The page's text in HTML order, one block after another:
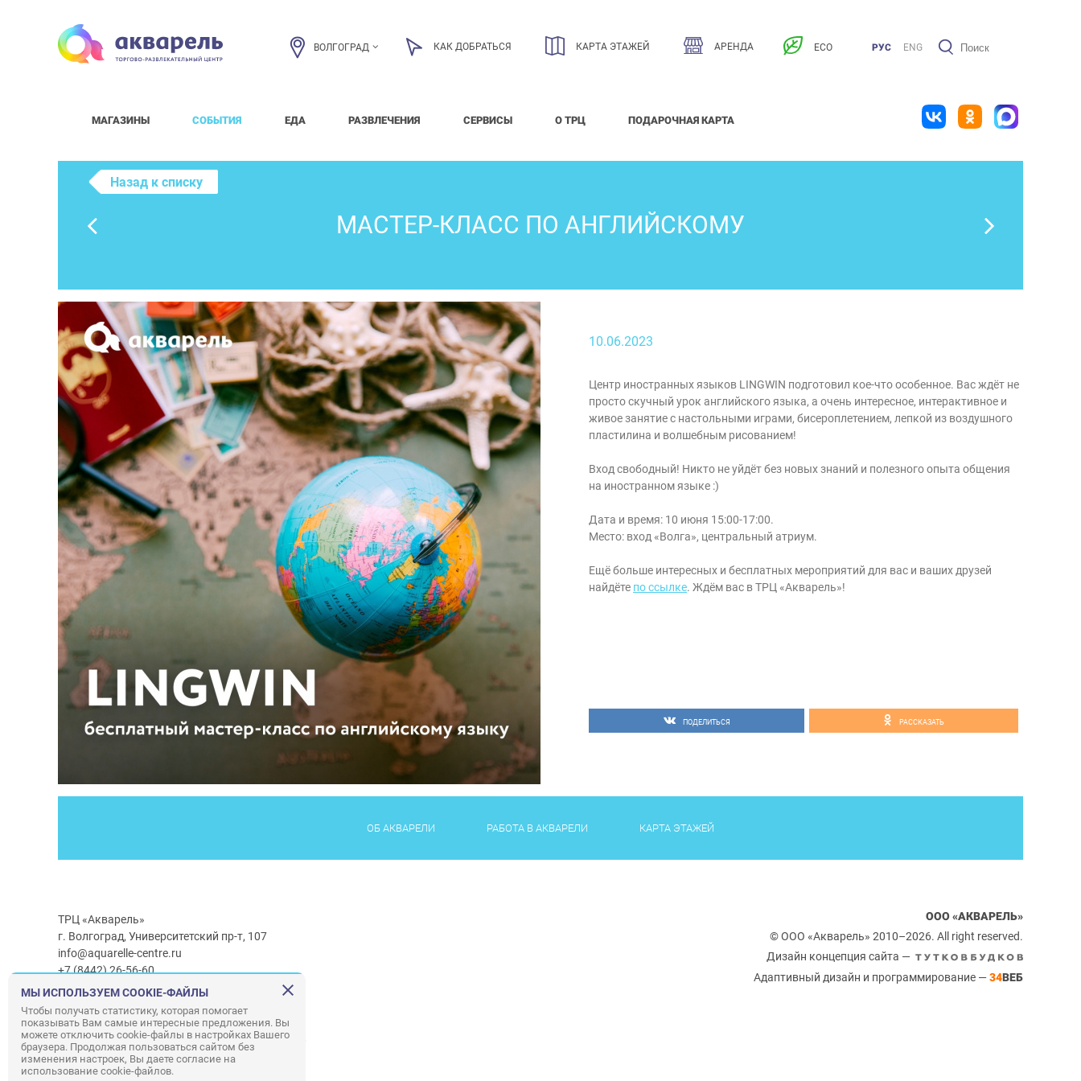
ВОЛГОГРАД КАК ДОБРАТЬСЯ КАРТА ЭТАЖЕЙ АРЕНДА ECO РУС ENG
МАГАЗИНЫ СОБЫТИЯ ЕДА РАЗВЛЕЧЕНИЯ СЕРВИСЫ О ТРЦ ПОДАРОЧНАЯ КАРТА
Назад к списку
МАСТЕР-КЛАСС ПО АНГЛИЙСКОМУ
10.06.2023
Центр иностранных языков LINGWIN подготовил кое-что особенное. Вас ждёт не
просто скучный урок английского языка, а очень интересное, интерактивное и
живое занятие с настольными играми, бисероплетением, лепкой из воздушного
пластилина и волшебным рисованием!
Вход свободный! Никто не уйдёт без новых знаний и полезного опыта общения
на иностранном языке :)
Дата и время: 10 июня 15:00-17:00.
Место: вход «Волга», центральный атриум.
Ещё больше интересных и бесплатных мероприятий для вас и ваших друзей
найдёте по ссылке. Ждём вас в ТРЦ «Акварель»!
ПОДЕЛИТЬСЯ РАССКАЗАТЬ
ОБ АКВАРЕЛИ РАБОТА В АКВАРЕЛИ КАРТА ЭТАЖЕЙ
ТРЦ «Акварель»
г. Волгоград, Университетский пр-т, 107
info@aquarelle-centre.ru
+7 (8442) 26-56-60
Часы работы ТРЦ: с 10:00 до 22:00
Часы работы г/м Ашан:с 08:00 до 23:00
Часы работыг/мЛемана ПРО:с 08:00 до 22:00
Правила посещения ТРЦ «Акварель»
ООО «АКВАРЕЛЬ»
© ООО «Акварель» 2010–2026. All right reserved.
Дизайн концепция сайта —
Адаптивный дизайн и программирование — 34ВЕБ
МЫ ИСПОЛЬЗУЕМ COOKIE-ФАЙЛЫ
Чтобы получать статистику, которая помогает
показывать Вам самые интересные предложения. Вы
можете отключить cookie-файлы в настройках Вашего
браузера. Продолжая пользоваться сайтом без
изменения настроек, Вы даете согласие на
использование cookie-файлов.